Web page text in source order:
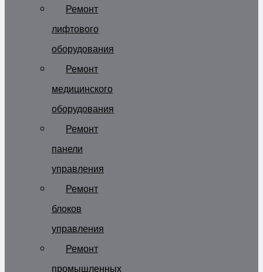
Ремонт
лифтового
оборудования
Ремонт
медицинского
оборудования
Ремонт
панели
управления
Ремонт
блоков
управления
Ремонт
промышленных